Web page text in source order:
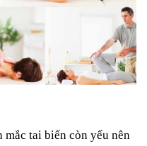
tai biến còn yếu nên